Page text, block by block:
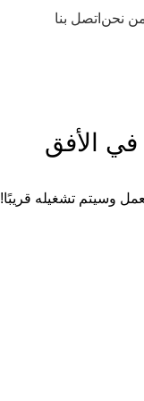
نحن اتصل بنا
في الأفق
وسيتم تشغيله قريبًا!